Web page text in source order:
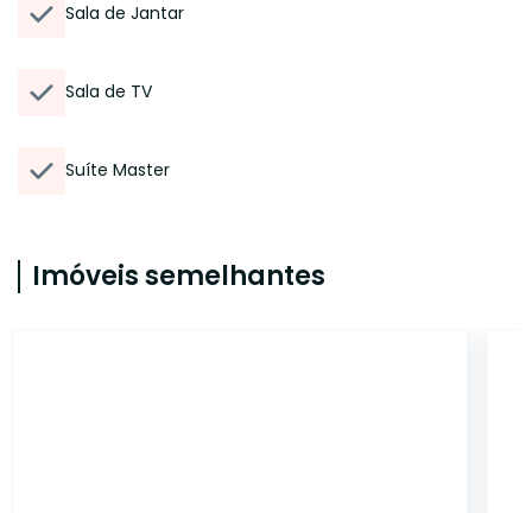
Sala de Jantar
Sala de TV
Suíte Master
Imóveis semelhantes